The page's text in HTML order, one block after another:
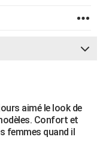
aimé le look de
Confort et
femmes quand il